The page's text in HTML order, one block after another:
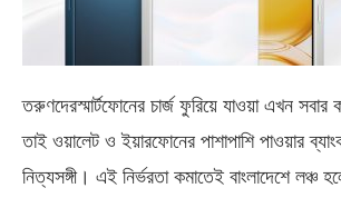
তরুণদেরস্মার্টফোনের চার্জ ফুরিয়ে যাওয়া এখন সবার
তাই ওয়ালেট ও ইয়ারফোনের পাশাপাশি পাওয়ার
নিত্যসঙ্গী। এই নির্ভরতা কমাতেই বাংলাদেশে লঞ্চ